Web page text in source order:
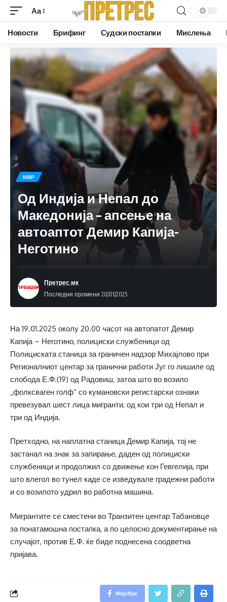
Аа
Новости Брифинг Судски постапки Мислења
МВР
Од Индија и Непал до
Македонија – апсење на
автоаптот Демир Капија-
Неготино
Последни промени 20/01/2025
Претрес.мк
На 19.01.2025 околу 20.00 часот на автопатот Демир
Капија – Неготино, полициски службеници од
Полициската станица за граничен надзор Михајлово при
Регионалниот центар за гранични работи Југ го лишиле од
слобода Е.Ф.(19) од Радовиш, затоа што во возило
„фолксваген голф“ со кумановски регистарски ознаки
превезувал шест лица мигранти, од кои три од Непал и
три од Индија.
Претходно, на наплатна станица Демир Капија, тој не
застанал на знак за запирање, даден од полициски
службеници и продолжил со движење кон Гевгелија, при
што влегол во тунел каде се изведувале градежни работи
и со возилото удрил во работна машина.
Mигрантите се сместени во Транзитен центар Табановце
за понатамошна постапка, а по целосно документирање на
случајот, против Е.Ф. ќе биде поднесена соодветна
пријава.
Фејсбук